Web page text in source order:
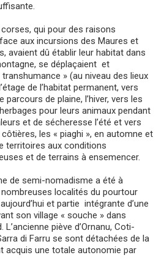
qui pour des raisons
aux incursions des Maures et
avaient dû établir leur habitat dans
se déplaçaient et
» (au niveau des lieux
de l’habitat permanent, vers
parcours de plaine, l’hiver, vers les
pour leurs animaux pendant
et de sécheresse l’été et vers
les « piaghi », en automne et
territoires aux conditions
et de terrains à ensemencer.
de semi-nomadisme a été à
nombreuses localités du pourtour
et partie intégrante d’une
son village « souche » dans
piève d’Ornanu, Coti-
di Farru se sont détachées de la
acquis une totale autonomie par